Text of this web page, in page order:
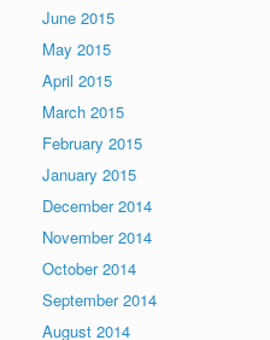
June 2015
May 2015
April 2015
March 2015
February 2015
January 2015
December 2014
November 2014
October 2014
September 2014
August 2014